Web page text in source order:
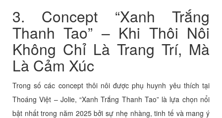
3. Concept “Xanh Trắng
Thanh Tao” – Khi Thôi Nôi
Không Chỉ Là Trang Trí, Mà
Là Cảm Xúc
Trong số các concept thôi nôi được phụ huynh yêu thích tại
Thoáng Việt – Jolie, “Xanh Trắng Thanh Tao” là lựa chọn nổi
bật nhất trong năm 2025 bởi sự nhẹ nhàng, tinh tế và mang ý